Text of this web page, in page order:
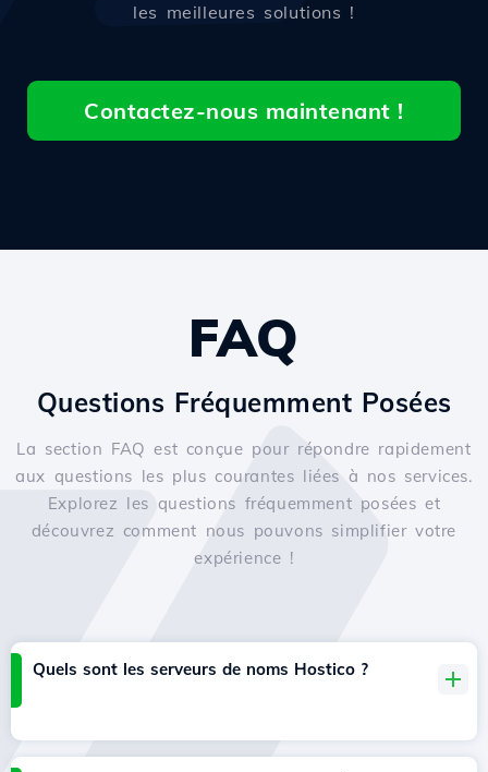
les meilleures solutions !
Contactez-nous maintenant !
FAQ
Questions Fréquemment Posées
La section FAQ est conçue pour répondre rapidement
aux questions les plus courantes liées à nos services.
Explorez les questions fréquemment posées et
découvrez comment nous pouvons simplifier votre
expérience !
Quels sont les serveurs de noms Hostico ?